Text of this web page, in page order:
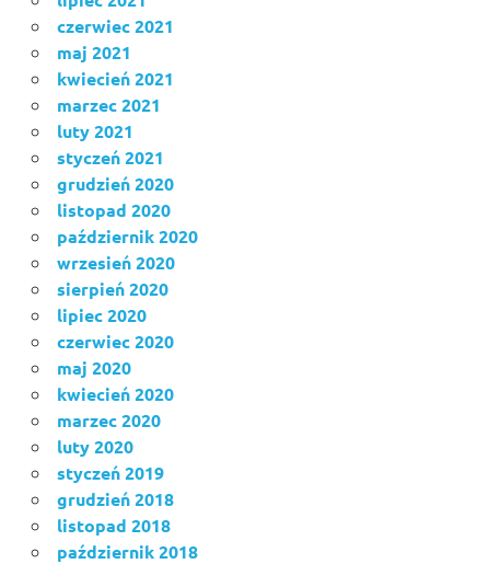
czerwiec 2021
maj 2021
kwiecień 2021
marzec 2021
luty 2021
styczeń 2021
grudzień 2020
listopad 2020
październik 2020
wrzesień 2020
sierpień 2020
lipiec 2020
czerwiec 2020
maj 2020
kwiecień 2020
marzec 2020
luty 2020
styczeń 2019
grudzień 2018
listopad 2018
październik 2018